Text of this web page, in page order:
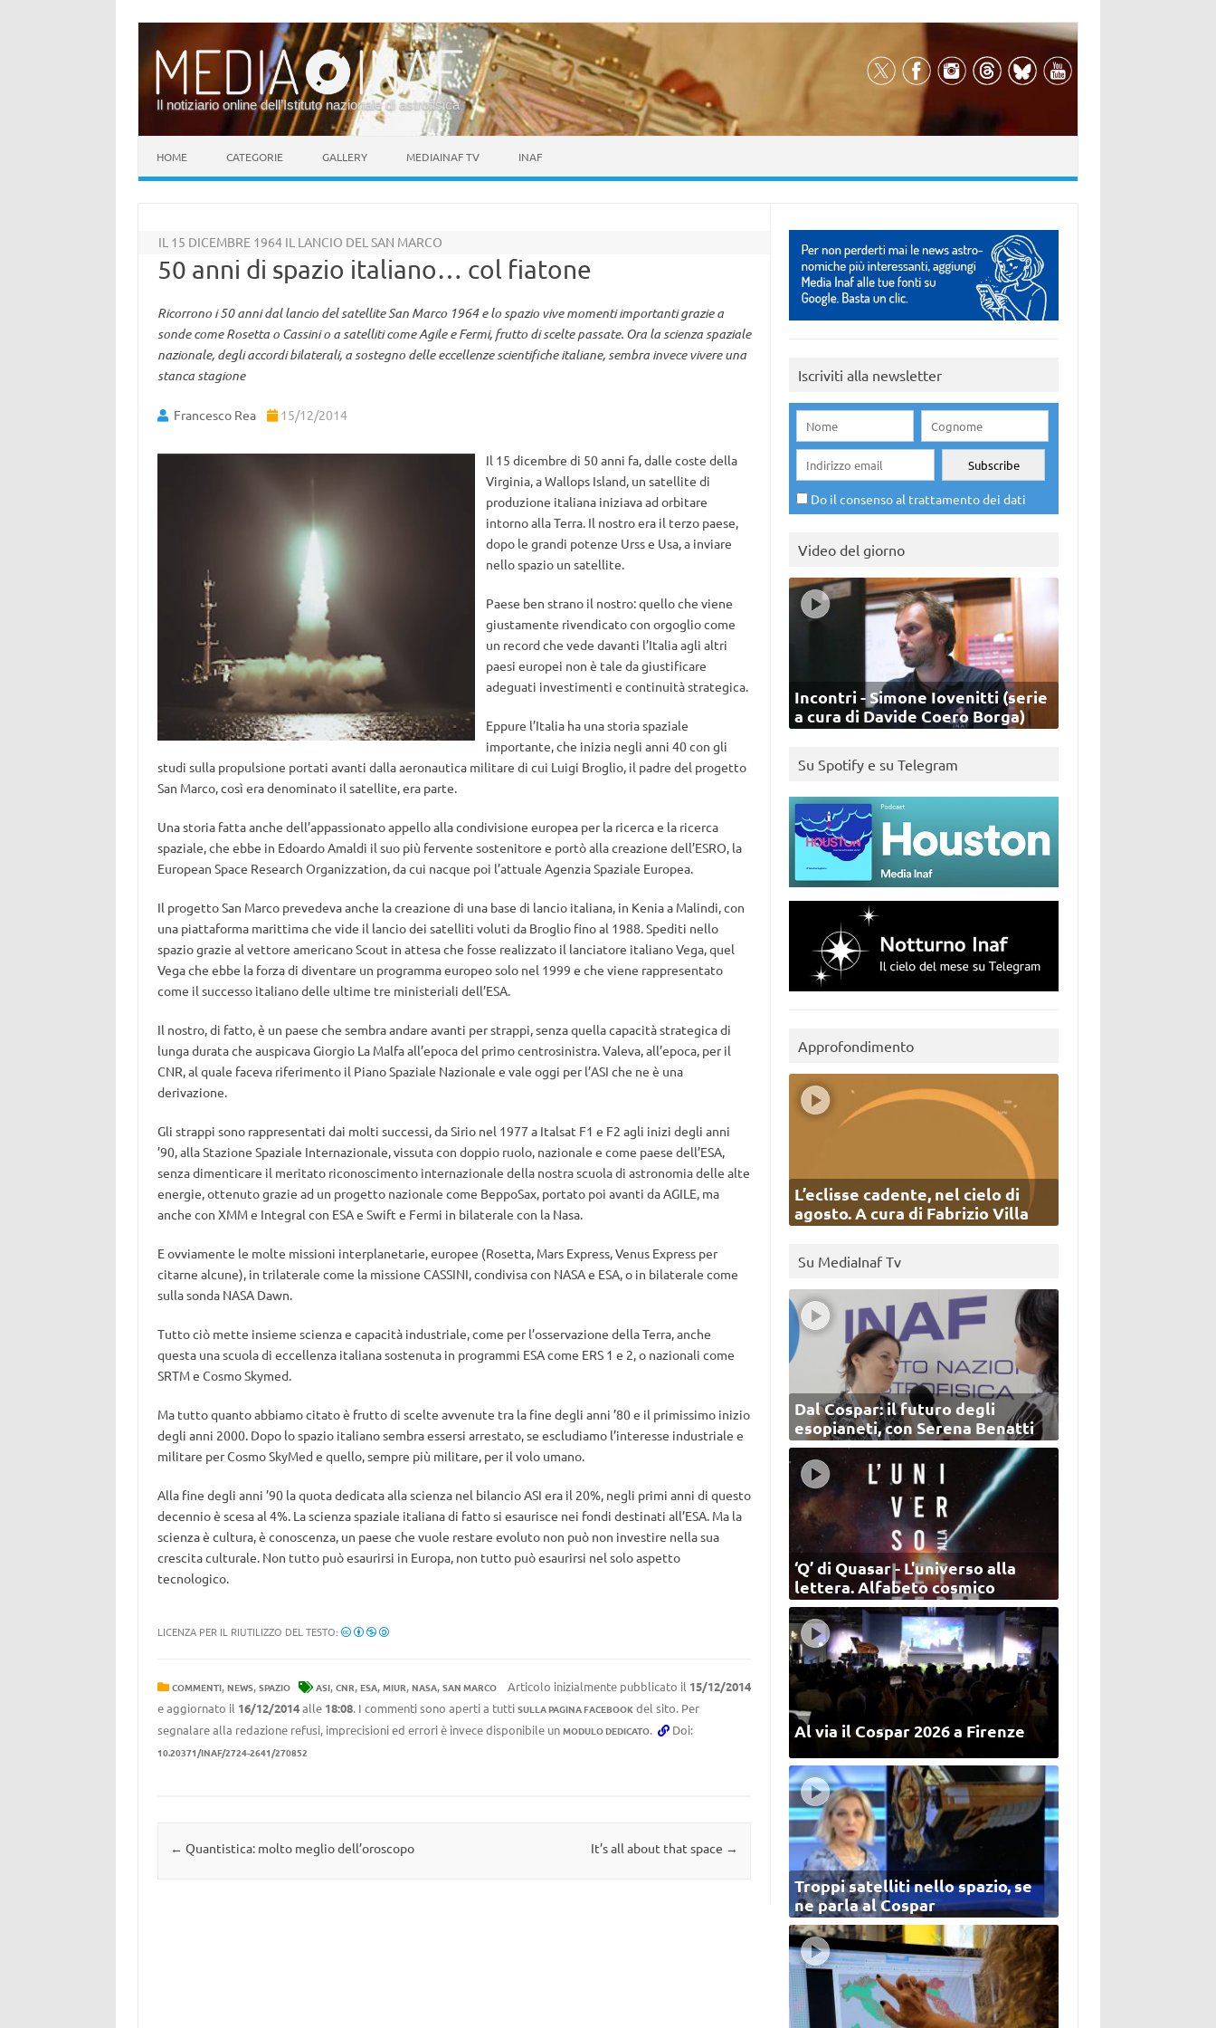
Il notiziario online dell’Istituto nazionale di astrofisica
HOME CATEGORIE GALLERY MEDIAINAF TV INAF
IL 15 DICEMBRE 1964 IL LANCIO DEL SAN MARCO
50 anni di spazio italiano… col fiatone
Ricorrono i 50 anni dal lancio del satellite San Marco 1964 e lo spazio vive momenti importanti grazie a
sonde come Rosetta o Cassini o a satelliti come Agile e Fermi, frutto di scelte passate. Ora la scienza spaziale
nazionale, degli accordi bilaterali, a sostegno delle eccellenze scientifiche italiane, sembra invece vivere una
stanca stagione
Francesco Rea 15/12/2014
Il 15 dicembre di 50 anni fa, dalle coste della
Virginia, a Wallops Island, un satellite di
produzione italiana iniziava ad orbitare
intorno alla Terra. Il nostro era il terzo paese,
dopo le grandi potenze Urss e Usa, a inviare
nello spazio un satellite.
Paese ben strano il nostro: quello che viene
giustamente rivendicato con orgoglio come
un record che vede davanti l’Italia agli altri
paesi europei non è tale da giustificare
adeguati investimenti e continuità strategica.
Eppure l’Italia ha una storia spaziale
importante, che inizia negli anni 40 con gli
studi sulla propulsione portati avanti dalla aeronautica militare di cui Luigi Broglio, il padre del progetto
San Marco, così era denominato il satellite, era parte.
Una storia fatta anche dell’appassionato appello alla condivisione europea per la ricerca e la ricerca
spaziale, che ebbe in Edoardo Amaldi il suo più fervente sostenitore e portò alla creazione dell’ESRO, la
European Space Research Organizzation, da cui nacque poi l’attuale Agenzia Spaziale Europea.
Il progetto San Marco prevedeva anche la creazione di una base di lancio italiana, in Kenia a Malindi, con
una piattaforma marittima che vide il lancio dei satelliti voluti da Broglio fino al 1988. Spediti nello
spazio grazie al vettore americano Scout in attesa che fosse realizzato il lanciatore italiano Vega, quel
Vega che ebbe la forza di diventare un programma europeo solo nel 1999 e che viene rappresentato
come il successo italiano delle ultime tre ministeriali dell’ESA.
Il nostro, di fatto, è un paese che sembra andare avanti per strappi, senza quella capacità strategica di
lunga durata che auspicava Giorgio La Malfa all’epoca del primo centrosinistra. Valeva, all’epoca, per il
CNR, al quale faceva riferimento il Piano Spaziale Nazionale e vale oggi per l’ASI che ne è una
derivazione.
Gli strappi sono rappresentati dai molti successi, da Sirio nel 1977 a Italsat F1 e F2 agli inizi degli anni
’90, alla Stazione Spaziale Internazionale, vissuta con doppio ruolo, nazionale e come paese dell’ESA,
senza dimenticare il meritato riconoscimento internazionale della nostra scuola di astronomia delle alte
energie, ottenuto grazie ad un progetto nazionale come BeppoSax, portato poi avanti da AGILE, ma
anche con XMM e Integral con ESA e Swift e Fermi in bilaterale con la Nasa.
E ovviamente le molte missioni interplanetarie, europee (Rosetta, Mars Express, Venus Express per
citarne alcune), in trilaterale come la missione CASSINI, condivisa con NASA e ESA, o in bilaterale come
sulla sonda NASA Dawn.
Tutto ciò mette insieme scienza e capacità industriale, come per l’osservazione della Terra, anche
questa una scuola di eccellenza italiana sostenuta in programmi ESA come ERS 1 e 2, o nazionali come
SRTM e Cosmo Skymed.
Ma tutto quanto abbiamo citato è frutto di scelte avvenute tra la fine degli anni ’80 e il primissimo inizio
degli anni 2000. Dopo lo spazio italiano sembra essersi arrestato, se escludiamo l’interesse industriale e
militare per Cosmo SkyMed e quello, sempre più militare, per il volo umano.
Alla fine degli anni ’90 la quota dedicata alla scienza nel bilancio ASI era il 20%, negli primi anni di questo
decennio è scesa al 4%. La scienza spaziale italiana di fatto si esaurisce nei fondi destinati all’ESA. Ma la
scienza è cultura, è conoscenza, un paese che vuole restare evoluto non può non investire nella sua
crescita culturale. Non tutto può esaurirsi in Europa, non tutto può esaurirsi nel solo aspetto
tecnologico.
LICENZA PER IL RIUTILIZZO DEL TESTO:
COMMENTI, NEWS, SPAZIO ASI, CNR, ESA, MIUR, NASA, SAN MARCO Articolo inizialmente pubblicato il 15/12/2014
e aggiornato il 16/12/2014alle 18:08. I commenti sono aperti a tutti SULLA PAGINA FACEBOOKdel sito. Per
segnalare alla redazione refusi, imprecisioni ed errori è invece disponibile un MODULO DEDICATO. Doi:
10.20371/INAF/2724-2641/270852
Navigazione articolo
← Quantistica: molto meglio dell’oroscopo It’s all about that space →
Iscriviti alla newsletter
Do il consenso al trattamento dei dati
Video del giorno
Incontri - Simone Iovenitti (serie
a cura di Davide Coero Borga)
Su Spotify e su Telegram
Approfondimento
L’eclisse cadente, nel cielo di
agosto. A cura di Fabrizio Villa
Su MediaInaf Tv
Dal Cospar: il futuro degli
esopianeti, con Serena Benatti
‘Q’ di Quasar - L'universo alla
lettera. Alfabeto cosmico
Al via il Cospar 2026 a Firenze
Troppi satelliti nello spazio, se
ne parla al Cospar